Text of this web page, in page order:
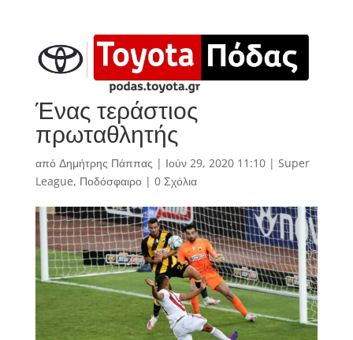
Ένας τεράστιος
πρωταθλητής
από Δημήτρης Πάππας | Ιούν 29, 2020 11:10| Super
League, Ποδόσφαιρο| 0 Σχόλια